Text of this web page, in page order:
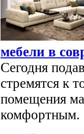
мебели в
Сегодня
стремятся к
помещения
комфортным.